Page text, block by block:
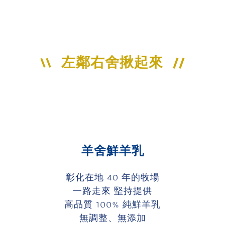
\\ 左鄰右舍揪起來 //
羊舍鮮羊乳
彰化在地 40 年的牧場
一路走來 堅持提供
高品質 100% 純鮮羊乳
無調整、無添加